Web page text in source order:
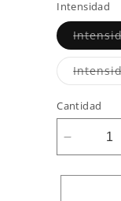
Intensidad
Cantidad
Reducir
cantidad
para